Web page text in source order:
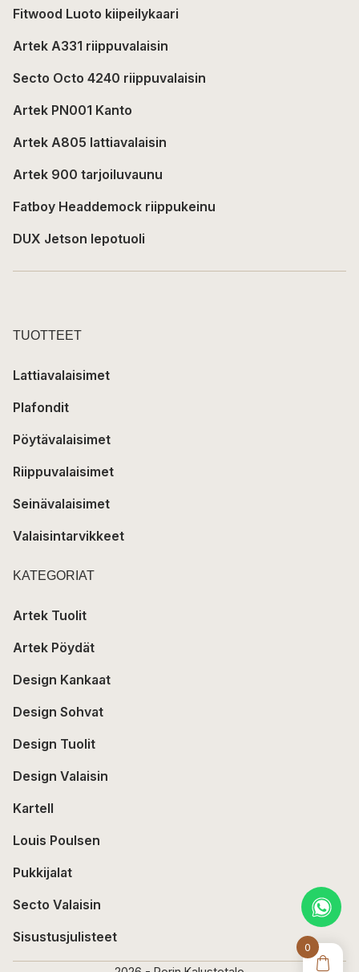
0
Fitwood Luoto kiipeilykaari
Artek A331 riippuvalaisin
Secto Octo 4240 riippuvalaisin
Artek PN001 Kanto
Artek A805 lattiavalaisin
Artek 900 tarjoiluvaunu
Fatboy Headdemock riippukeinu
DUX Jetson lepotuoli
TUOTTEET
Lattiavalaisimet
Plafondit
Pöytävalaisimet
Riippuvalaisimet
Seinävalaisimet
Valaisintarvikkeet
KATEGORIAT
Artek Tuolit
Artek Pöydät
Design Kankaat
Design Sohvat
Design Tuolit
Design Valaisin
Kartell
Louis Poulsen
Pukkijalat
Secto Valaisin
Sisustusjulisteet